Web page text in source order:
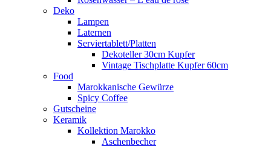
Deko
Lampen
Laternen
Serviertablett/Platten
Dekoteller 30cm Kupfer
Vintage Tischplatte Kupfer 60cm
Food
Marokkanische Gewürze
Spicy Coffee
Gutscheine
Keramik
Kollektion Marokko
Aschenbecher